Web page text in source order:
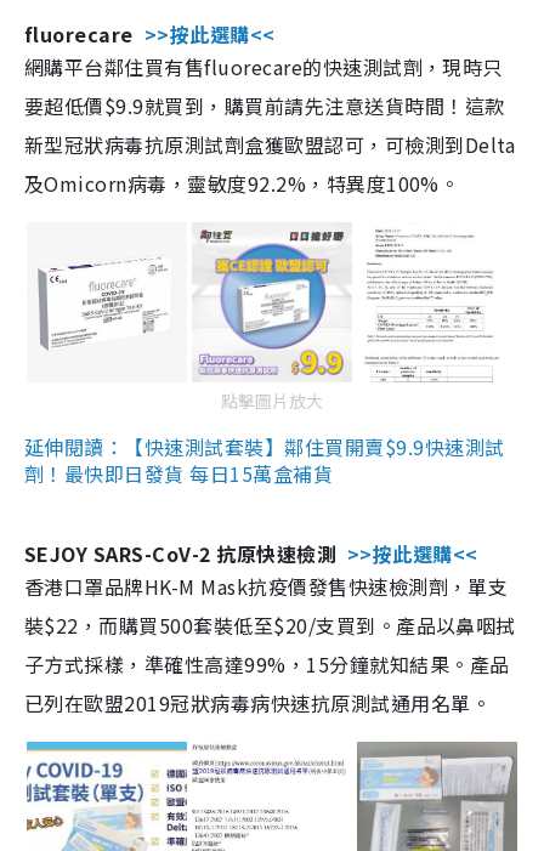
fluorecare >>按此選購<<
網購平台鄰住買有售fluorecare的快速測試劑，現時只
要超低價$9.9就買到，購買前請先注意送貨時間！這款
新型冠狀病毒抗原測試劑盒獲歐盟認可，可檢測到Delta
及Omicorn病毒，靈敏度92.2%，特異度100%。
點擊圖片放大
延伸閱讀：【快速測試套裝】鄰住買開賣$9.9快速測試
劑！最快即日發貨 每日15萬盒補貨
SEJOY SARS-CoV-2 抗原快速檢測 >>按此選購<<
香港口罩品牌HK-M Mask抗疫價發售快速檢測劑，單支
裝$22，而購買500套裝低至$20/支買到。產品以鼻咽拭
子方式採樣，準確性高達99%，15分鐘就知結果。產品
已列在歐盟2019冠狀病毒病快速抗原測試通用名單。